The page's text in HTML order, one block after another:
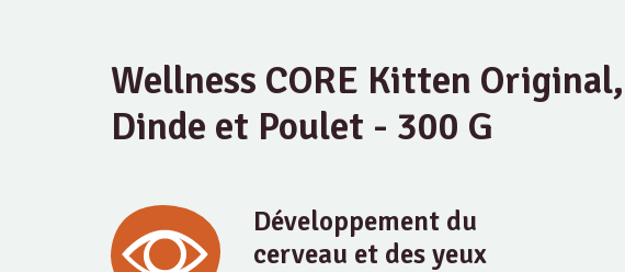
Wellness CORE Kitten Original,
Dinde et Poulet - 300 G
Développement du
cerveau et des yeux